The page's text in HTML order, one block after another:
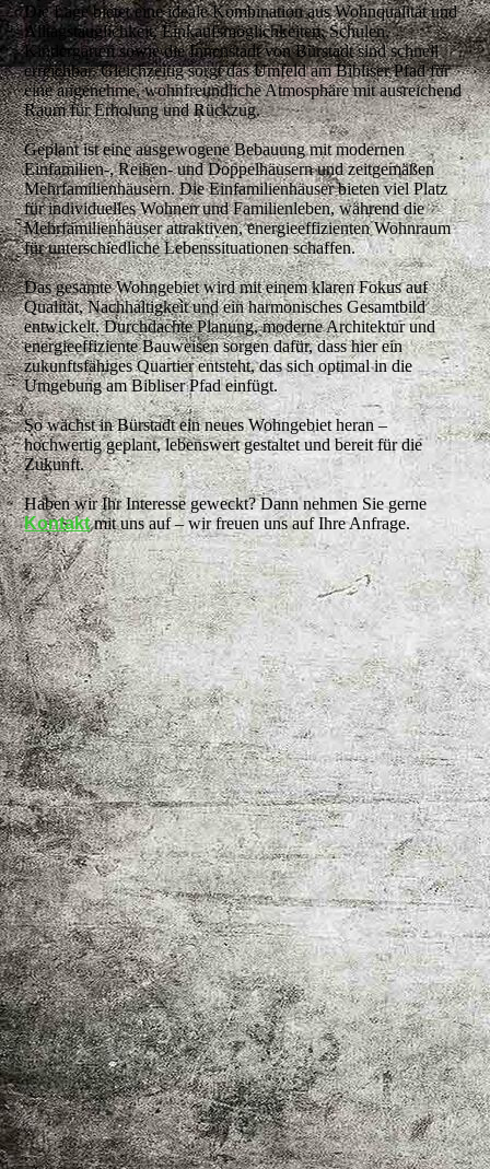
Die Lage bietet eine ideale Kombination aus Wohnqualität und
Alltagstauglichkeit: Einkaufsmöglichkeiten, Schulen,
Kindergärten sowie die Innenstadt von Bürstadt sind schnell
erreichbar. Gleichzeitig sorgt das Umfeld am Bibliser Pfad für
eine angenehme, wohnfreundliche Atmosphäre mit ausreichend
Raum für Erholung und Rückzug.
Geplant ist eine ausgewogene Bebauung mit modernen
Einfamilien-, Reihen- und Doppelhäusern und zeitgemäßen
Mehrfamilienhäusern. Die Einfamilienhäuser bieten viel Platz
für individuelles Wohnen und Familienleben, während die
Mehrfamilienhäuser attraktiven, energieeffizienten Wohnraum
für unterschiedliche Lebenssituationen schaffen.
Das gesamte Wohngebiet wird mit einem klaren Fokus auf
Qualität, Nachhaltigkeit und ein harmonisches Gesamtbild
entwickelt. Durchdachte Planung, moderne Architektur und
energieeffiziente Bauweisen sorgen dafür, dass hier ein
zukunftsfähiges Quartier entsteht, das sich optimal in die
Umgebung am Bibliser Pfad einfügt.
So wächst in Bürstadt ein neues Wohngebiet heran –
hochwertig geplant, lebenswert gestaltet und bereit für die
Zukunft.
Haben wir Ihr Interesse geweckt? Dann nehmen Sie gerne
Kontaktmit uns auf – wir freuen uns auf Ihre Anfrage.